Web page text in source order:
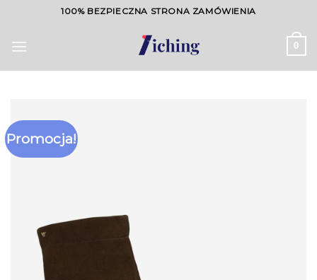
content
100% BEZPIECZNA STRONA ZAMÓWIENIA
0
Promocja!